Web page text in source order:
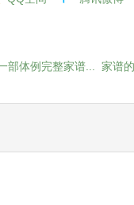
部体例完整家谱...
家谱